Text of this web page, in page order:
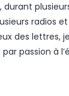
durant
radios
des lettres,
passion à